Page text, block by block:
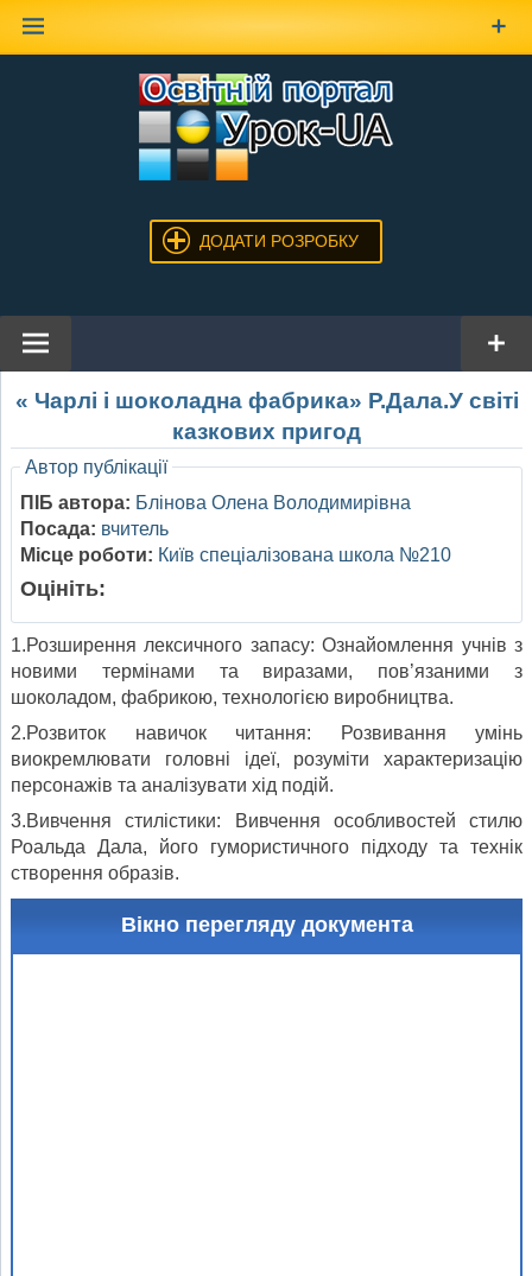
ДОДАТИ РОЗРОБКУ
« Чарлі і шоколадна фабрика» Р.Дала.У світі
казкових пригод
Автор публікації
ПІБ автора: Блінова Олена Володимирівна
Посада: вчитель
Місце роботи: Київ спеціалізована школа №210
Оцініть:
1.Розширення лексичного запасу: Ознайомлення учнів з
новими термінами та виразами, пов’язаними з
шоколадом, фабрикою, технологією виробництва.
2.Розвиток навичок читання: Розвивання умінь
виокремлювати головні ідеї, розуміти характеризацію
персонажів та аналізувати хід подій.
3.Вивчення стилістики: Вивчення особливостей стилю
Роальда Дала, його гумористичного підходу та технік
створення образів.
Вікно перегляду документа